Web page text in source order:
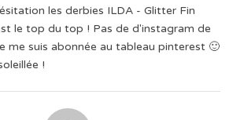
les derbies ILDA - Glitter Fin
le top du top ! Pas de d'instagram de
me suis abonnée au tableau pinterest 🙂
!